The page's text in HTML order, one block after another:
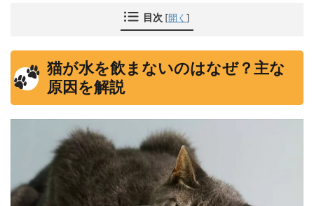
目次 [開く ]
猫が水を飲まないのはなぜ？主な
原因を解説